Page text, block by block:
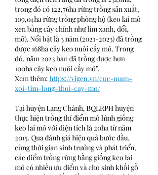
trong đó có 122,76ha rừng trồng sản xuất,
109,04ha rừng trồng phòng hộ (keo lai mô
xen bằng cây chính như lim xanh, dổi,
mỡ). Nổi bật là 3 năm (2021-2023) đã trồng
được 168ha cây keo nuôi cấy mô. Trong
đó, năm 2023 ban đã trồng được hơn
100ha cây keo nuôi cấy mô”.
Xem thêm: https://vigen.vn/cuc-mam-
xoi-tim-long-thoi-cay-mo/
Tại huyện Lang Chánh, BQLRPH huyện
thực hiện trồng thí điểm mô hình giống
keo lai mô với diện tích là 20ha từ năm
2015. Qua đánh giá hiệu quả bước đầu,
cùng thời gian sinh trưởng và phát triển,
các điểm trồng rừng bằng giống keo lai
mô có nhiều ưu điểm và cho sinh khối gỗ